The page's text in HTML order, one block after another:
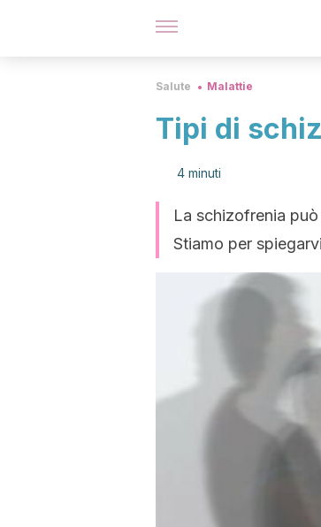
Salute Malattie
Tipi di
4 minuti
La schizofrenia
Stiamo per